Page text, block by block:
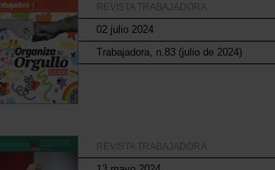
REVISTA TRABAJADORA
02 julio 2024
Trabajadora, n.83 (julio de 2024)
REVISTA TRABAJADORA